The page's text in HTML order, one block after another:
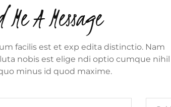
Me A Message
facilis est et exp edita distinctio. Nam
nobis est elige ndi optio cumque nihil
minus id quod maxime.